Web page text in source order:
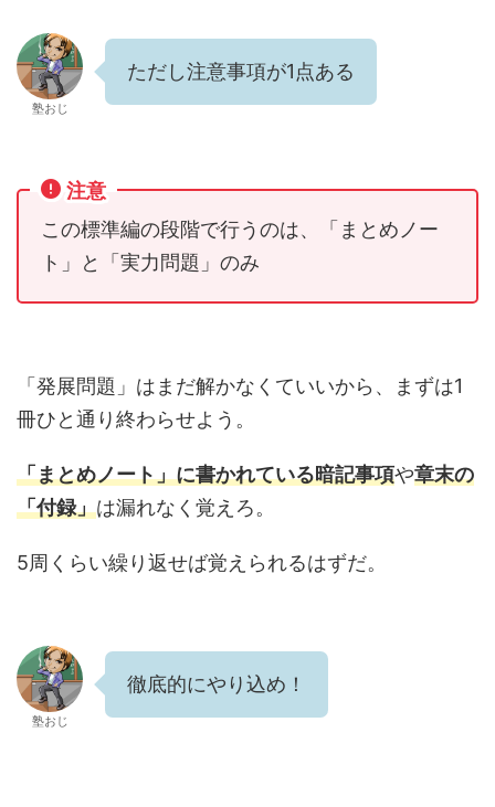
塾おじ
ただし注意事項が1点ある
注意
この標準編の段階で行うのは、「まとめノー
ト」と「実力問題」のみ
「発展問題」はまだ解かなくていいから、まずは1
冊ひと通り終わらせよう。
「まとめノート」に書かれている暗記事項や章末の
「付録」は漏れなく覚えろ。
5周くらい繰り返せば覚えられるはずだ。
塾おじ
徹底的にやり込め！